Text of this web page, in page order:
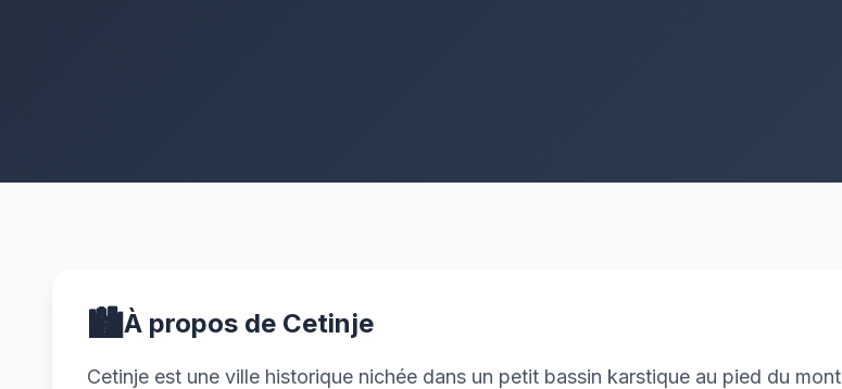
🏙️À propos de Cetinje
Cetinje est une ville historique nichée dans un petit bassin karstique au pied du mont